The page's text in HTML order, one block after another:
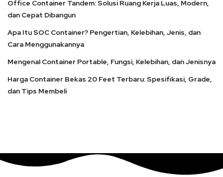
Office Container Tandem: Solusi Ruang Kerja Luas, Modern,
dan Cepat Dibangun
Apa Itu SOC Container? Pengertian, Kelebihan, Jenis, dan
Cara Menggunakannya
Mengenal Container Portable, Fungsi, Kelebihan, dan Jenisnya
Harga Container Bekas 20 Feet Terbaru: Spesifikasi, Grade,
dan Tips Membeli